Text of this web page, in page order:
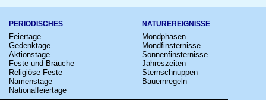
PERIODISCHES
Feiertage
Gedenktage
Aktionstage
Feste und Bräuche
Religiöse Feste
Namenstage
Nationalfeiertage
NATUREREIGNISSE
Mondphasen
Mondfinsternisse
Sonnenfinsternisse
Jahreszeiten
Sternschnuppen
Bauernregeln